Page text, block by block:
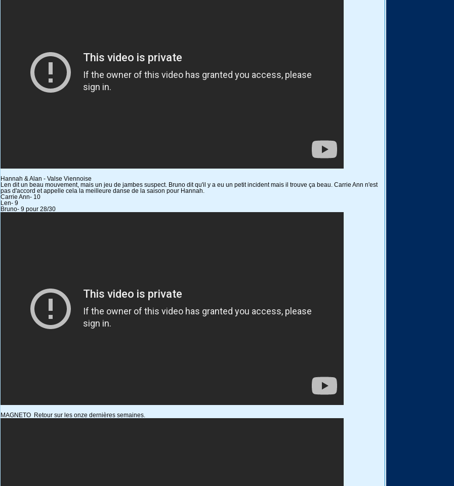
Hannah & Alan - Valse Viennoise
Len dit un beau mouvement, mais un jeu de jambes suspect. Bruno dit qu'il y a eu un petit incident mais il trouve ça beau. Carrie Ann n'est
pas d'accord et appelle cela la meilleure danse de la saison pour Hannah.
Carrie Ann- 10
Len- 9
Bruno- 9 pour 28/30
MAGNETO Retour sur les onze dernières semaines.